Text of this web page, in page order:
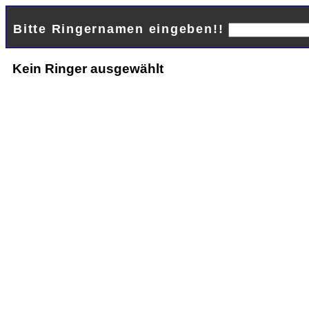
Bitte Ringernamen eingeben!!
Kein Ringer ausgewählt